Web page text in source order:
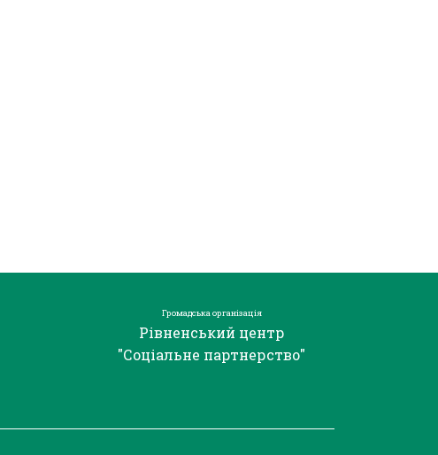
Громадська організація
Рівненський центр
"Соціальне партнерство"